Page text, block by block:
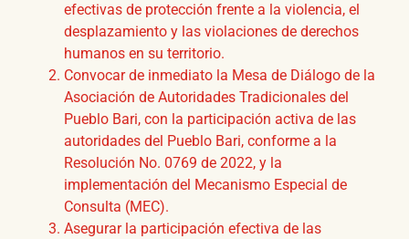
efectivas de protección frente a la violencia, el
desplazamiento y las violaciones de derechos
humanos en su territorio.
Convocar de inmediato la Mesa de Diálogo de la
Asociación de Autoridades Tradicionales del
Pueblo Bari, con la participación activa de las
autoridades del Pueblo Bari, conforme a la
Resolución No. 0769 de 2022, y la
implementación del Mecanismo Especial de
Consulta (MEC).
Asegurar la participación efectiva de las